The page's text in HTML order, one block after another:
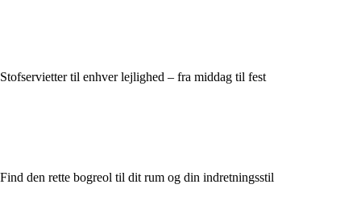
Stofservietter til enhver lejlighed – fra middag til fest
Find den rette bogreol til dit rum og din indretningsstil